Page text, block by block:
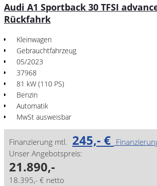
Audi A1 Sportback 30 TFSI
Rückfahrk
Kleinwagen
Gebrauchtfahrzeug
05/2023
37968
81 kW (110 PS)
Benzin
Automatik
MwSt ausweisbar
Finanzierung mtl. 245,- €
Unser Angebotspreis:
21.890,-
18.395,- € netto